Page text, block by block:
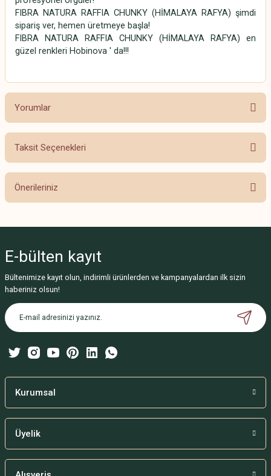
FIBRA NATURA RAFFIA CHUNKY (HİMALAYA RAFYA) şimdi
sipariş ver, hemen üretmeye başla!
FIBRA NATURA RAFFIA CHUNKY (HİMALAYA RAFYA) en
güzel renkleri Hobinova ' da!!!
Yorumlar
Bu ürüne ilk yorumu siz yapın!
Taksit Seçenekleri
Önerileriniz
Görüş ve önerileriniz için teşekkür ederiz.
Ürün resmi kalitesiz, bozuk veya görüntülenemiyor.
Ürün açıklamasında eksik bilgiler bulunuyor.
Ürün bilgilerinde hatalar bulunuyor.
Bu ürüne benzer farklı alternatifler olmalı.
E-bülten kayıt
Bültenimize kayıt olun, indirimli ürünlerden ve kampanyalardan ilk sizin
haberiniz olsun!
Kurumsal
Üyelik